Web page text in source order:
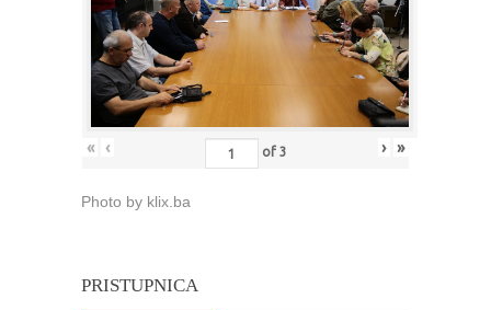
« ‹ of 3 › »
Photo by klix.ba
PRISTUPNICA